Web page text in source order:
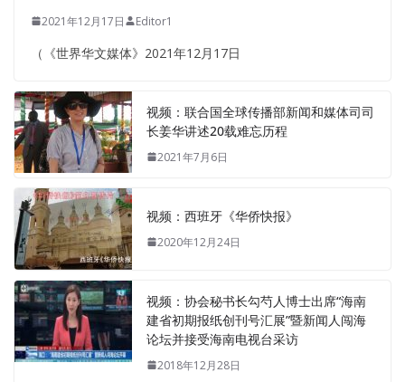
2021年12月17日 Editor1
（《世界华文媒体》2021年12月17日
视频：联合国全球传播部新闻和媒体司司
长姜华讲述20载难忘历程
2021年7月6日
视频：西班牙《华侨快报》
2020年12月24日
视频：协会秘书长勾芍人博士出席“海南
建省初期报纸创刊号汇展”暨新闻人闯海
论坛并接受海南电视台采访
2018年12月28日